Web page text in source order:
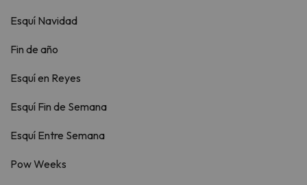
Esquí Navidad
Fin de año
Esquí en Reyes
Esquí Fin de Semana
Esquí Entre Semana
Pow Weeks